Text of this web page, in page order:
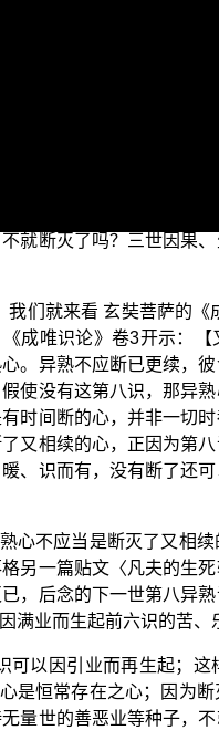
树菩萨《回诤论》中的
切法空”是了义的，因
先我们要说明的是：龙树
八识如来藏的“八识论
不生不灭第八识的存在
是一切法空无的断灭空
出生了又灭了，灭了就
就断灭了吗？三世因果
们就来看 玄奘菩萨的
成唯识论》卷3开示：
。异熟不应断已更续，
使没有这第八识，那异
时间断的心，并非一切
又相续的心，正因为第
、识而有，没有断了还
心不应当是断灭了又相
另一篇贴文〈凡夫的生
后念的下一世第八异
满业而生起前六识的苦、
以因引业而再生起；
是恒常存在之心；因为
量世的善恶业等种子，